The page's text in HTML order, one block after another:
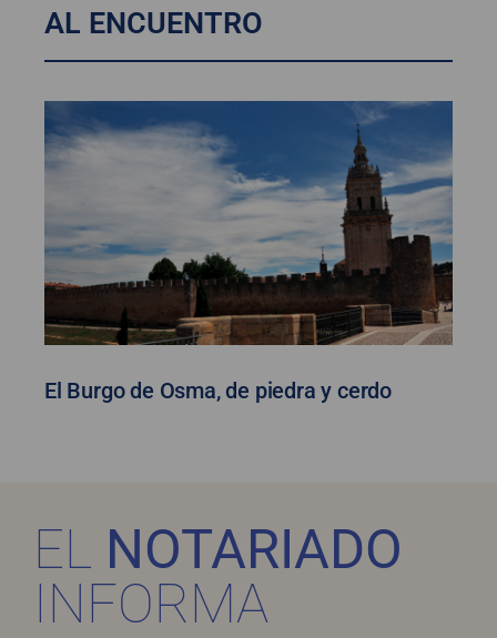
AL ENCUENTRO
El Burgo de Osma, de piedra y cerdo
EL NOTARIADO
INFORMA